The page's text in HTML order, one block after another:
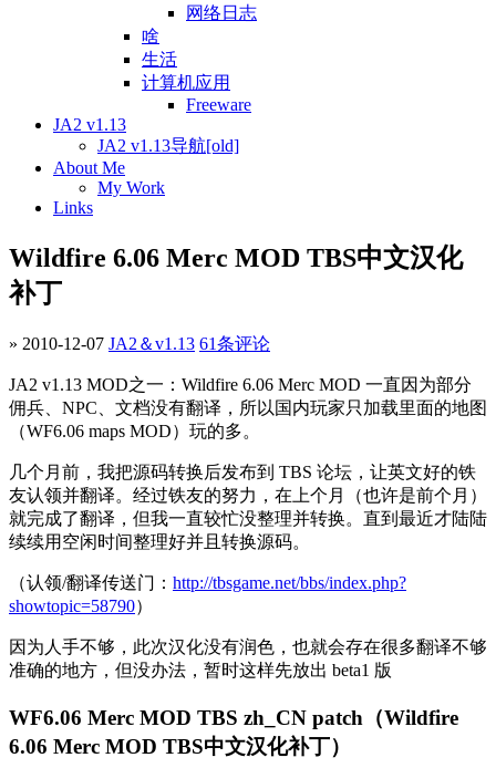
网络日志
啥
生活
计算机应用
Freeware
JA2 v1.13
JA2 v1.13导航[old]
About Me
My Work
Links
Wildfire 6.06 Merc MOD TBS中文汉化
补丁
» 2010-12-07 JA2＆v1.13 61条评论
JA2 v1.13 MOD之一：Wildfire 6.06 Merc MOD 一直因为部分
佣兵、NPC、文档没有翻译，所以国内玩家只加载里面的地图
（WF6.06 maps MOD）玩的多。
几个月前，我把源码转换后发布到 TBS 论坛，让英文好的铁
友认领并翻译。经过铁友的努力，在上个月（也许是前个月）
就完成了翻译，但我一直较忙没整理并转换。直到最近才陆陆
续续用空闲时间整理好并且转换源码。
（认领/翻译传送门： http://tbsgame.net/bbs/index.php?
showtopic=58790）
因为人手不够，此次汉化没有润色，也就会存在很多翻译不够
准确的地方，但没办法，暂时这样先放出 beta1 版
WF6.06 Merc MOD TBS zh_CN patch（Wildfire
6.06 Merc MOD TBS中文汉化补丁）